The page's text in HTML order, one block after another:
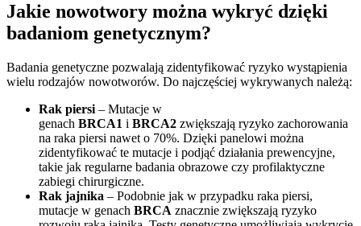
Jakie nowotwory można wykryć dzięki
badaniom genetycznym?
Badania genetyczne pozwalają zidentyfikować ryzyko wystąpienia
wielu rodzajów nowotworów. Do najczęściej wykrywanych należą:
Rak piersi – Mutacje w
genach BRCA1 i BRCA2 zwiększają ryzyko zachorowania
na raka piersi nawet o 70%. Dzięki panelowi można
zidentyfikować te mutacje i podjąć działania prewencyjne,
takie jak regularne badania obrazowe czy profilaktyczne
zabiegi chirurgiczne.
Rak jajnika – Podobnie jak w przypadku raka piersi,
mutacje w genach BRCA znacznie zwiększają ryzyko